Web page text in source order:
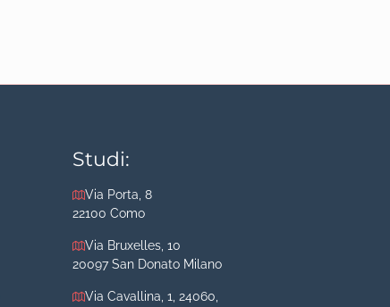
Studi:
Via Porta, 8
22100 Como
Via Bruxelles, 10
20097 San Donato Milano
Via Cavallina, 1, 24060,